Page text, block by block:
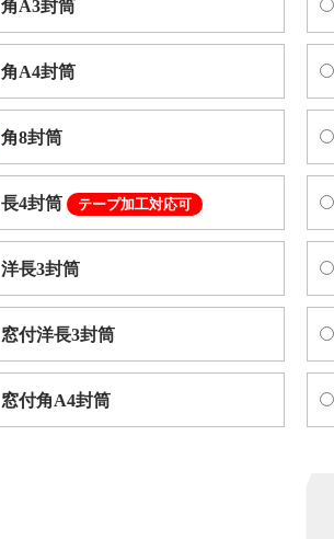
角A3封筒
角A4封筒
角8封筒
長4封筒 テープ加工対応可
洋長3封筒
窓付洋長3封筒
窓付角A4封筒